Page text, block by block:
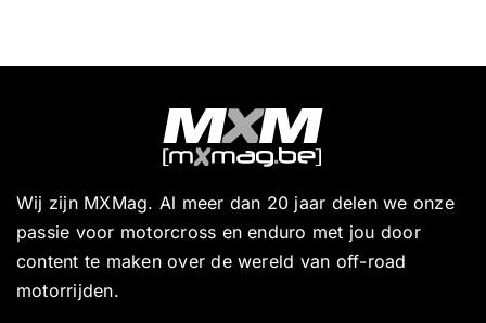
Wij zijn MXMag. Al meer dan 20 jaar delen we onze
passie voor motorcross en enduro met jou door
content te maken over de wereld van off-road
motorrijden.